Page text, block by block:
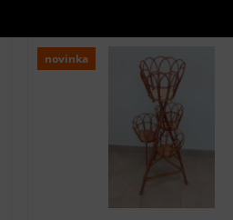
novinka